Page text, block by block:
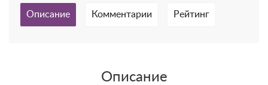
Описание Комментарии Рейтинг
Описание